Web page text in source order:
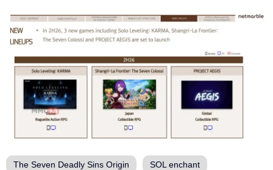
The Seven Deadly Sins Origin SOL enchant